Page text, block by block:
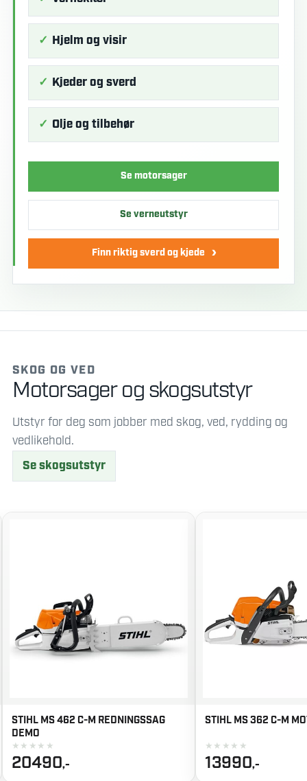
Hjelm og visir
Kjeder og sverd
Olje og tilbehør
Se motorsager
Se verneutstyr
Finn riktig sverd og kjede
SKOG OG VED
Motorsager og skogsutstyr
Utstyr for deg som jobber med skog, ved, rydding og
vedlikehold.
Se skogsutstyr
STIHL MS 362 C-M MOTORSAG
13990
STIHL MS
6240